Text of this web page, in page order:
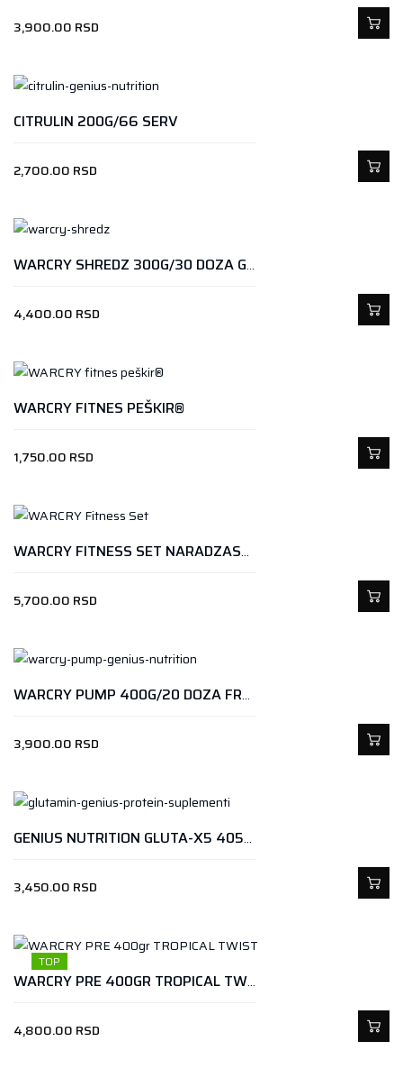
3,900.00 RSD
CITRULIN 200G/66 SERV
2,700.00 RSD
WARCRY SHREDZ 300G/30 DOZA GREEN CANDY
4,400.00 RSD
WARCRY FITNES PEŠKIR®
1,750.00 RSD
WARCRY FITNESS SET NARADZASTI VLICINA S
5,700.00 RSD
WARCRY PUMP 400G/20 DOZA FRUIT PUNCH
3,900.00 RSD
GENIUS NUTRITION GLUTA-X5 405GR JAGODA
3,450.00 RSD
TOP
WARCRY PRE 400GR TROPICAL TWIST
4,800.00 RSD